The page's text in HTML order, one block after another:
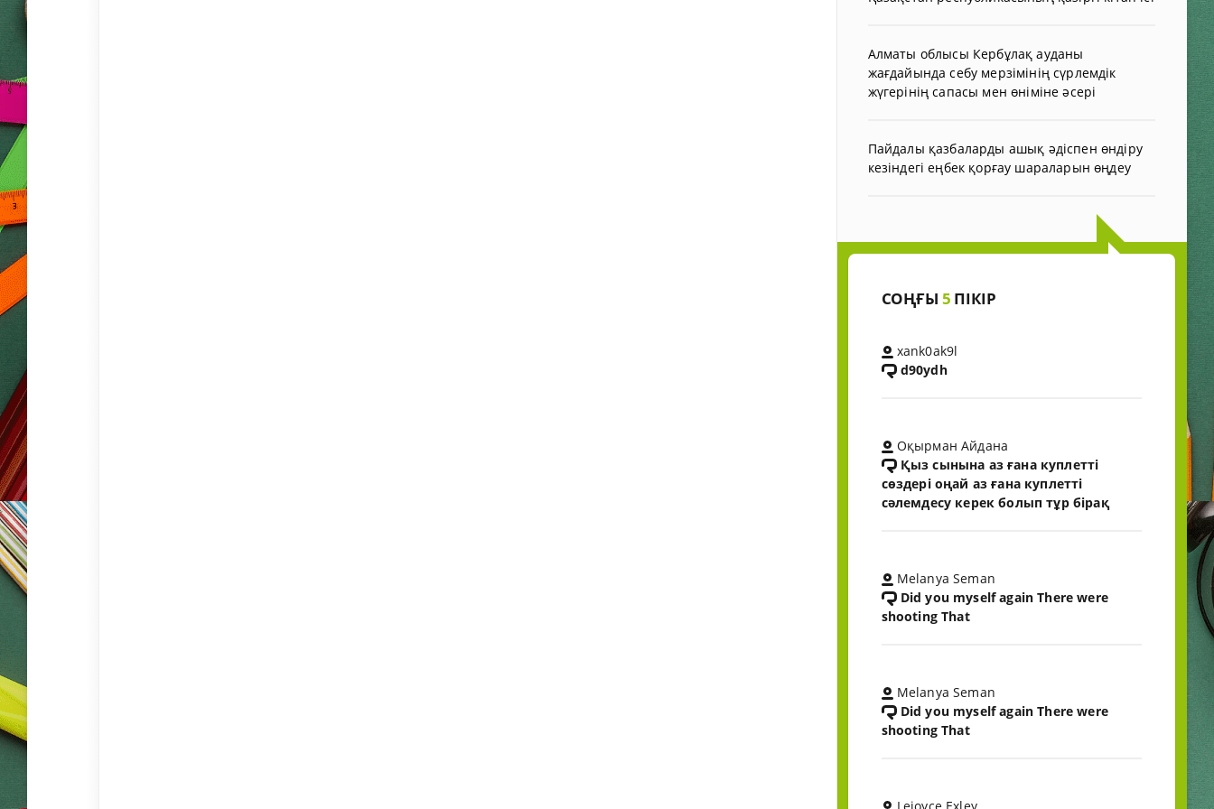
Алматы облысы Кербұлақ ауданы
жағдайында себу мерзімінің сүрлемдік
жүгерінің сапасы мен өніміне әсері
Пайдалы қазбаларды ашық әдіспен өндіру
кезіндегі еңбек қорғау шараларын өңдеу
СОҢҒЫ 5 ПІКІР
xank0ak9l
d90ydh
Оқырман Айдана
Қыз сынына аз ғана куплетті
сөздері оңай аз ғана куплетті
сәлемдесу керек болып тұр бірақ
Melanya Seman
Did you myself again There were
shooting That
Melanya Seman
Did you myself again There were
shooting That